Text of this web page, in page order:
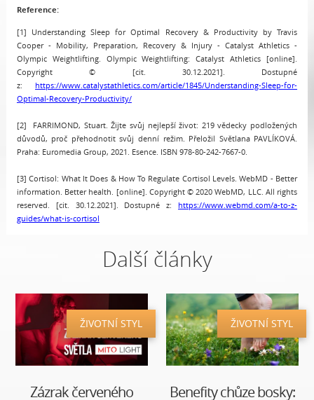
Reference:
[1] Understanding Sleep for Optimal Recovery & Productivity by Travis
Cooper - Mobility, Preparation, Recovery & Injury - Catalyst Athletics -
Olympic Weightlifting. Olympic Weightlifting: Catalyst Athletics [online].
Copyright © [cit. 30.12.2021]. Dostupné
z: https://www.catalystathletics.com/article/1845/Understanding-Sleep-for-
Optimal-Recovery-Productivity/
[2] FARRIMOND, Stuart. Žijte svůj nejlepší život: 219 vědecky podložených
důvodů, proč přehodnotit svůj denní režim. Přeložil Světlana PAVLÍKOVÁ.
Praha: Euromedia Group, 2021. Esence. ISBN 978-80-242-7667-0.
[3] Cortisol: What It Does & How To Regulate Cortisol Levels. WebMD - Better
information. Better health. [online]. Copyright © 2020 WebMD, LLC. All rights
reserved. [cit. 30.12.2021]. Dostupné z: https://www.webmd.com/a-to-z-
guides/what-is-cortisol
Další články
ŽIVOTNÍ STYL
Zázrak červeného
ŽIVOTNÍ STYL
Benefity chůze bosky: